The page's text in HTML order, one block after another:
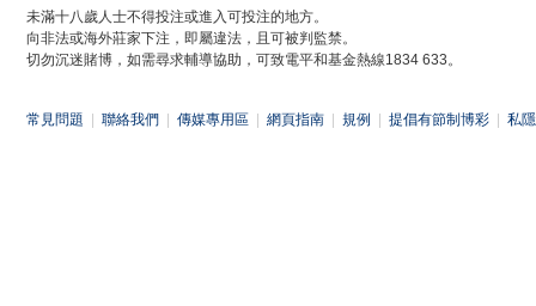
未滿十八歲人士不得投注或進入可投注的地方。
向非法或海外莊家下注，即屬違法，且可被判監禁。
切勿沉迷賭博，如需尋求輔導協助，可致電平和基金熱線1834 633。
常見問題 聯絡我們 傳媒專用區 網頁指南 規例 提倡有節制博彩 私